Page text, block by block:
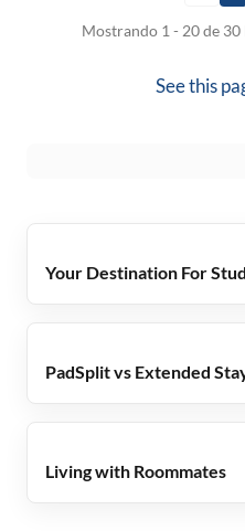
Mostrando 1 - 20 de
See this
Your Destination For
PadSplit vs Extended
Living with Roommates